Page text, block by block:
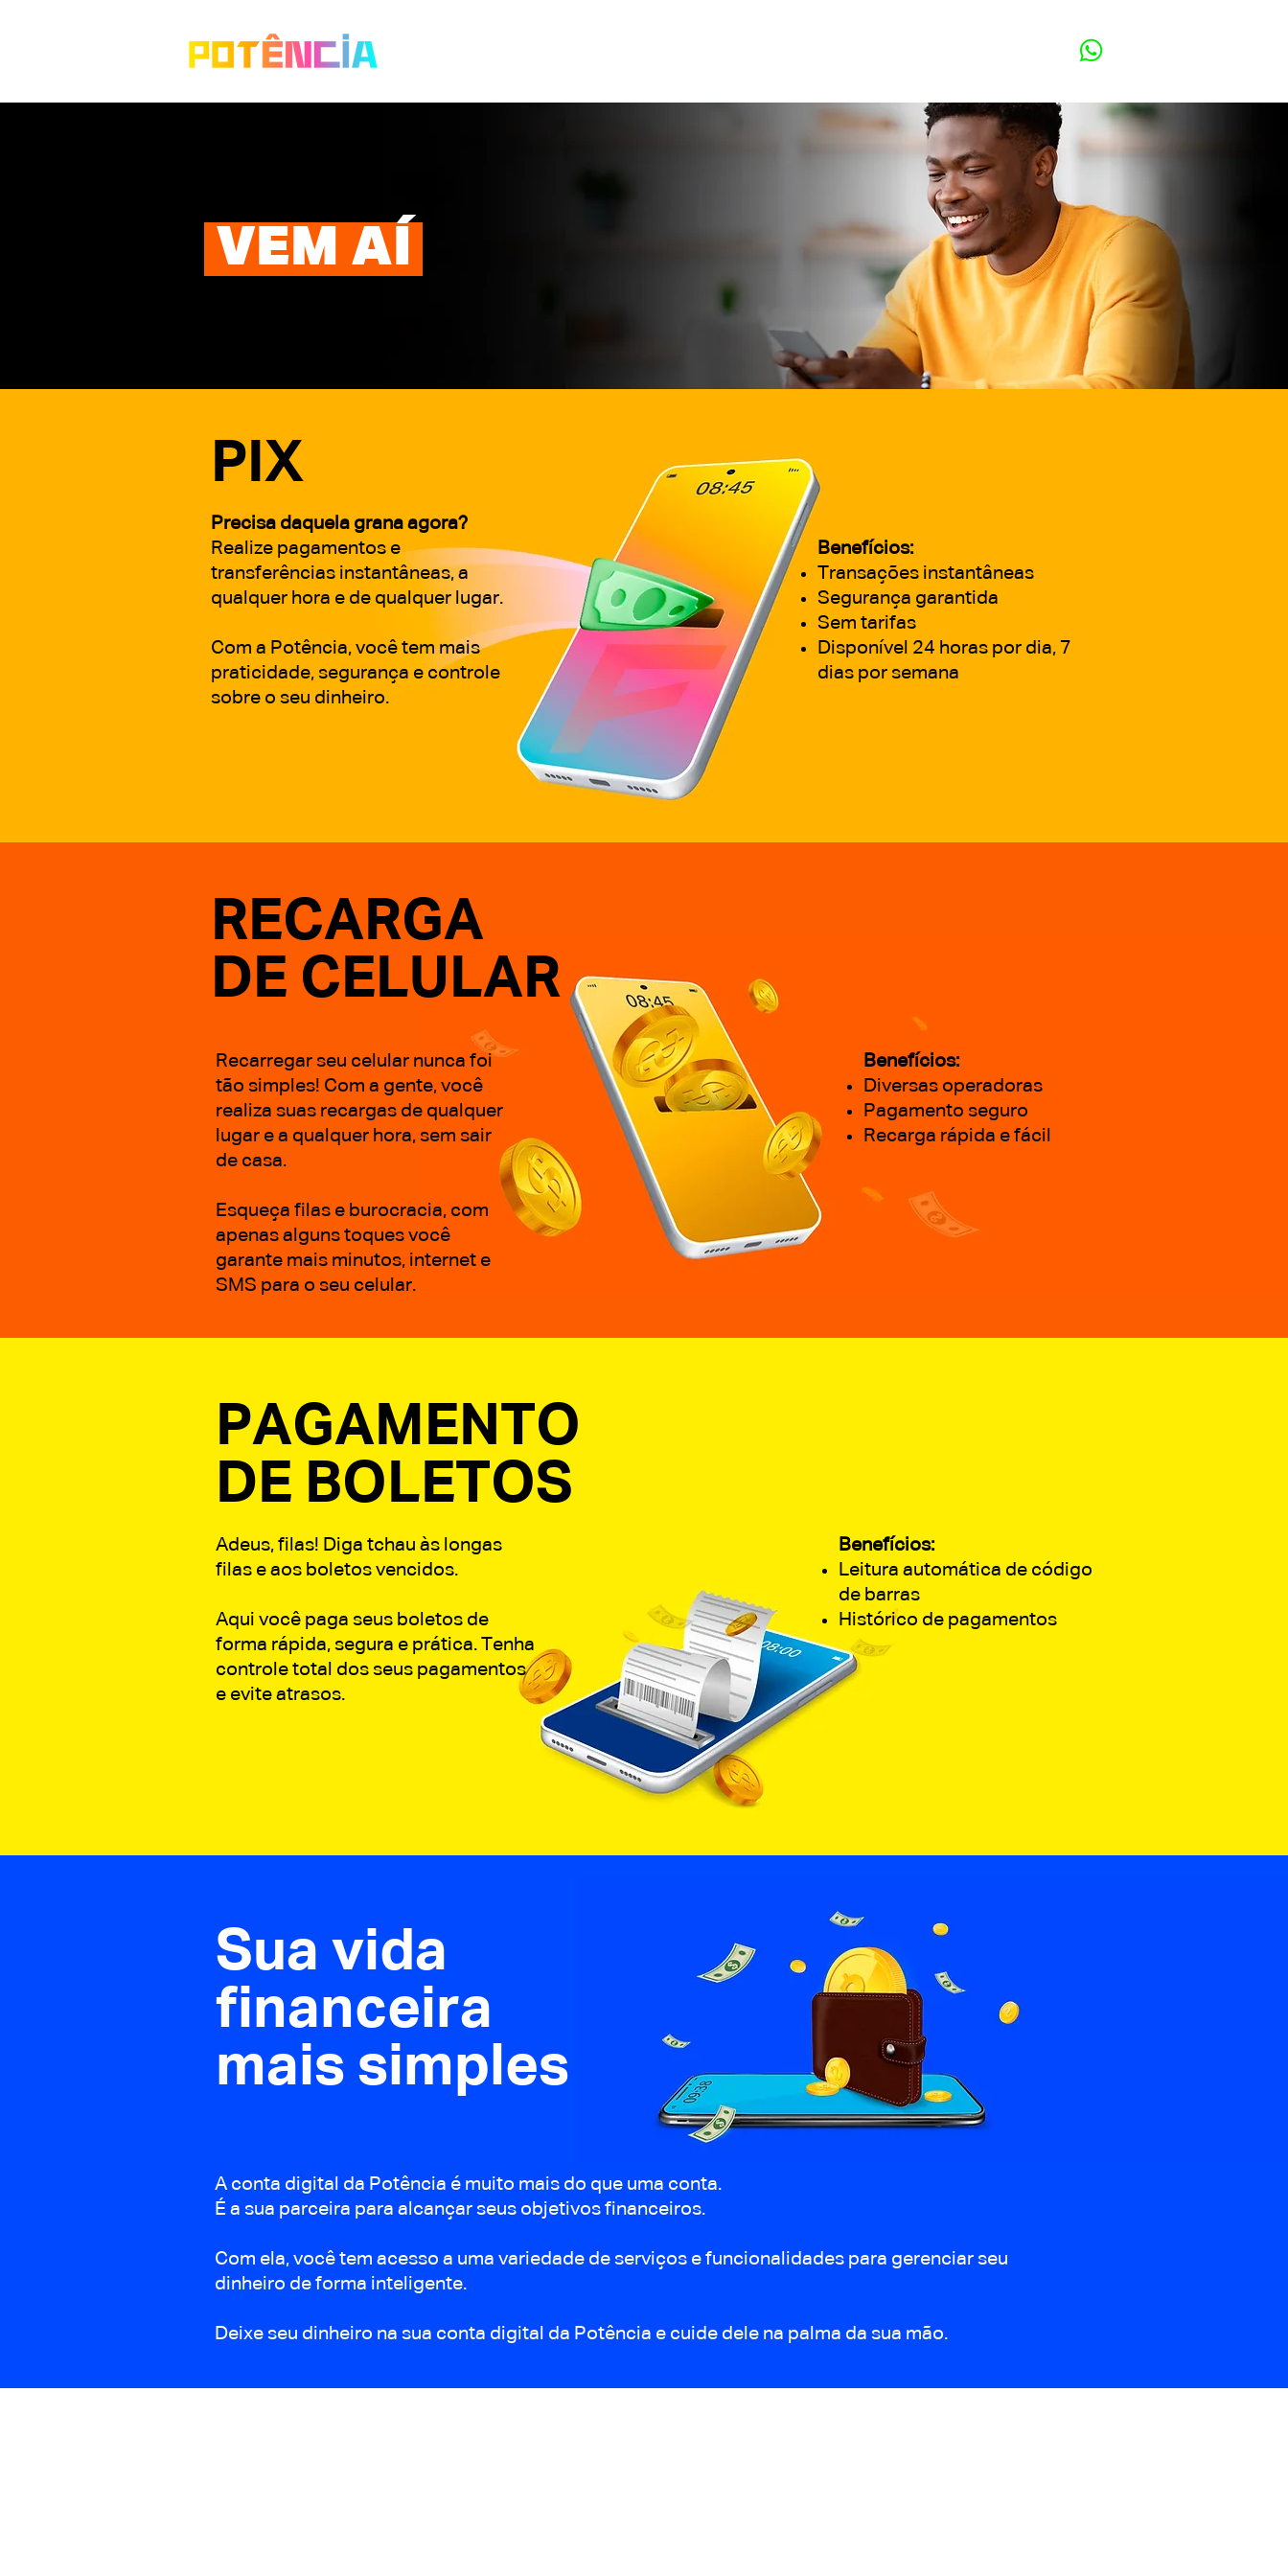
VEM AÍ
Precisa daquela grana agora?
Realize pagamentos e
transferências instantâneas, a
qualquer hora e de qualquer lugar.
Com a Potência, você tem mais
praticidade, segurança e controle
sobre o seu dinheiro.
PIX
​Benefícios:
Transações instantâneas
Segurança garantida
Sem tarifas
Disponível 24 horas por dia, 7
dias por semana
RECARGA
DE CELULAR
Recarregar seu celular nunca foi
tão simples! Com a gente, você
realiza suas recargas de qualquer
lugar e a qualquer hora, sem sair
de casa.
Esqueça filas e burocracia, com
apenas alguns toques você
garante mais minutos, internet e
SMS para o seu celular.
Benefícios:
Diversas operadoras
Pagamento seguro
Recarga rápida e fácil
PAGAMENTO
DE BOLETOS
Adeus, filas! Diga tchau às longas
filas e aos boletos vencidos.
Aqui você paga seus boletos de
forma rápida, segura e prática. Tenha
controle total dos seus pagamentos
e evite atrasos.
Benefícios:
Leitura automática de código
de barras
Histórico de pagamentos
Sua vida
financeira
mais simples
A conta digital da Potência é muito mais do que uma conta.
É a sua parceira para alcançar seus objetivos financeiros.
Com ela, você tem acesso a uma variedade de serviços e funcionalidades para gerenciar seu
dinheiro de forma inteligente.
Deixe seu dinheiro na sua conta digital da Potência e cuide dele na palma da sua mão.